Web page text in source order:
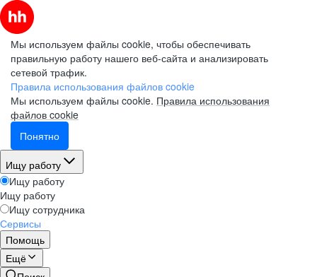
Мы используем файлы cookie, чтобы обеспечивать
правильную работу нашего веб-сайта и анализировать
сетевой трафик.
Правила использования файлов cookie
Мы используем файлы cookie. Правила использования
файлов cookie
Понятно
Ищу работу
Ищу работу
Ищу работу
Ищу сотрудника
Сервисы
Помощь
Ещё